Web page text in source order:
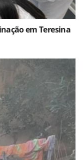
em Teresina